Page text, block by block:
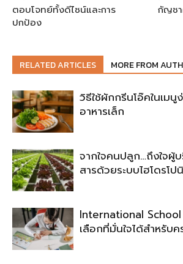
ตอบโจทย์ทั้งดีไซน์และการ
ปกป้อง
กัญชา
RELATED ARTICLES MORE FROM
วิธีใช้ผักกรีนโอ๊คในเม
อาหารเล็ก
จากใจคนปลูก…ถึงใจผู้
สารด้วยระบบไฮโดรโป
International
เลือกที่มั่นใจได้สำหรับ